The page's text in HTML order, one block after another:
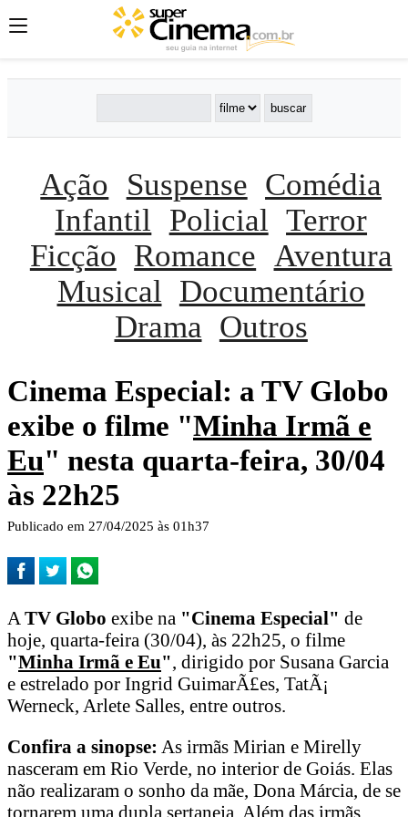
Ação Suspense Comédia
Infantil
Policial Terror
Ficção Romance Aventura
Musical
Documentário
Drama Outros
Cinema Especial: a TV Globo
exibe o filme "Minha Irmã e
Eu" nesta quarta-feira, 30/04
às 22h25
Publicado em 27/04/2025 às 01h37
A TV Globo exibe na "Cinema Especial" de
hoje, quarta-feira (30/04), às 22h25, o filme
"Minha Irmã e Eu", dirigido por Susana Garcia
e estrelado por Ingrid GuimarÃ£es, TatÃ¡
Werneck, Arlete Salles, entre outros.
Confira a sinopse: As irmãs Mirian e Mirelly
nasceram em Rio Verde, no interior de Goiás. Elas
não realizaram o sonho da mãe, Dona Márcia, de se
tornarem uma dupla sertaneja. Além das irmãs